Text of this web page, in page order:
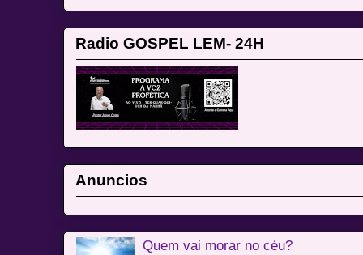
Radio GOSPEL LEM- 24H
Anuncios
Quem vai morar no céu?